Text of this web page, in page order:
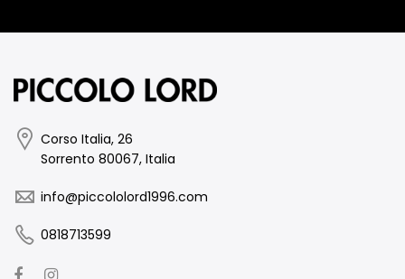
Corso Italia, 26
Sorrento 80067, Italia
info@piccololord1996.com
0818713599